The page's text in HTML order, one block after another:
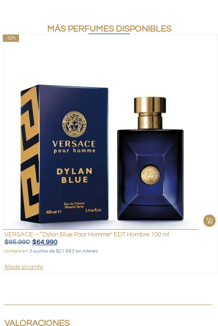
MÁS PERFUMES DISPONIBLES
-32%
VERSACE – “Dylan Blue Pour Homme” EDT Hombre 100 ml
$95.990 $64.990
compra en 3 cuotas de $21.663 sin interés
Añadir al carrito
VALORACIONES